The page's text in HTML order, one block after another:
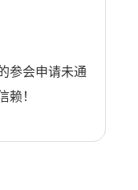
参会申请未通
赖！